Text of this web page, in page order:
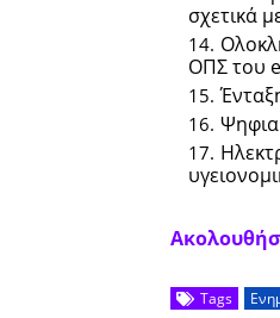
σχετικά
ΟΠΣ του
Tags